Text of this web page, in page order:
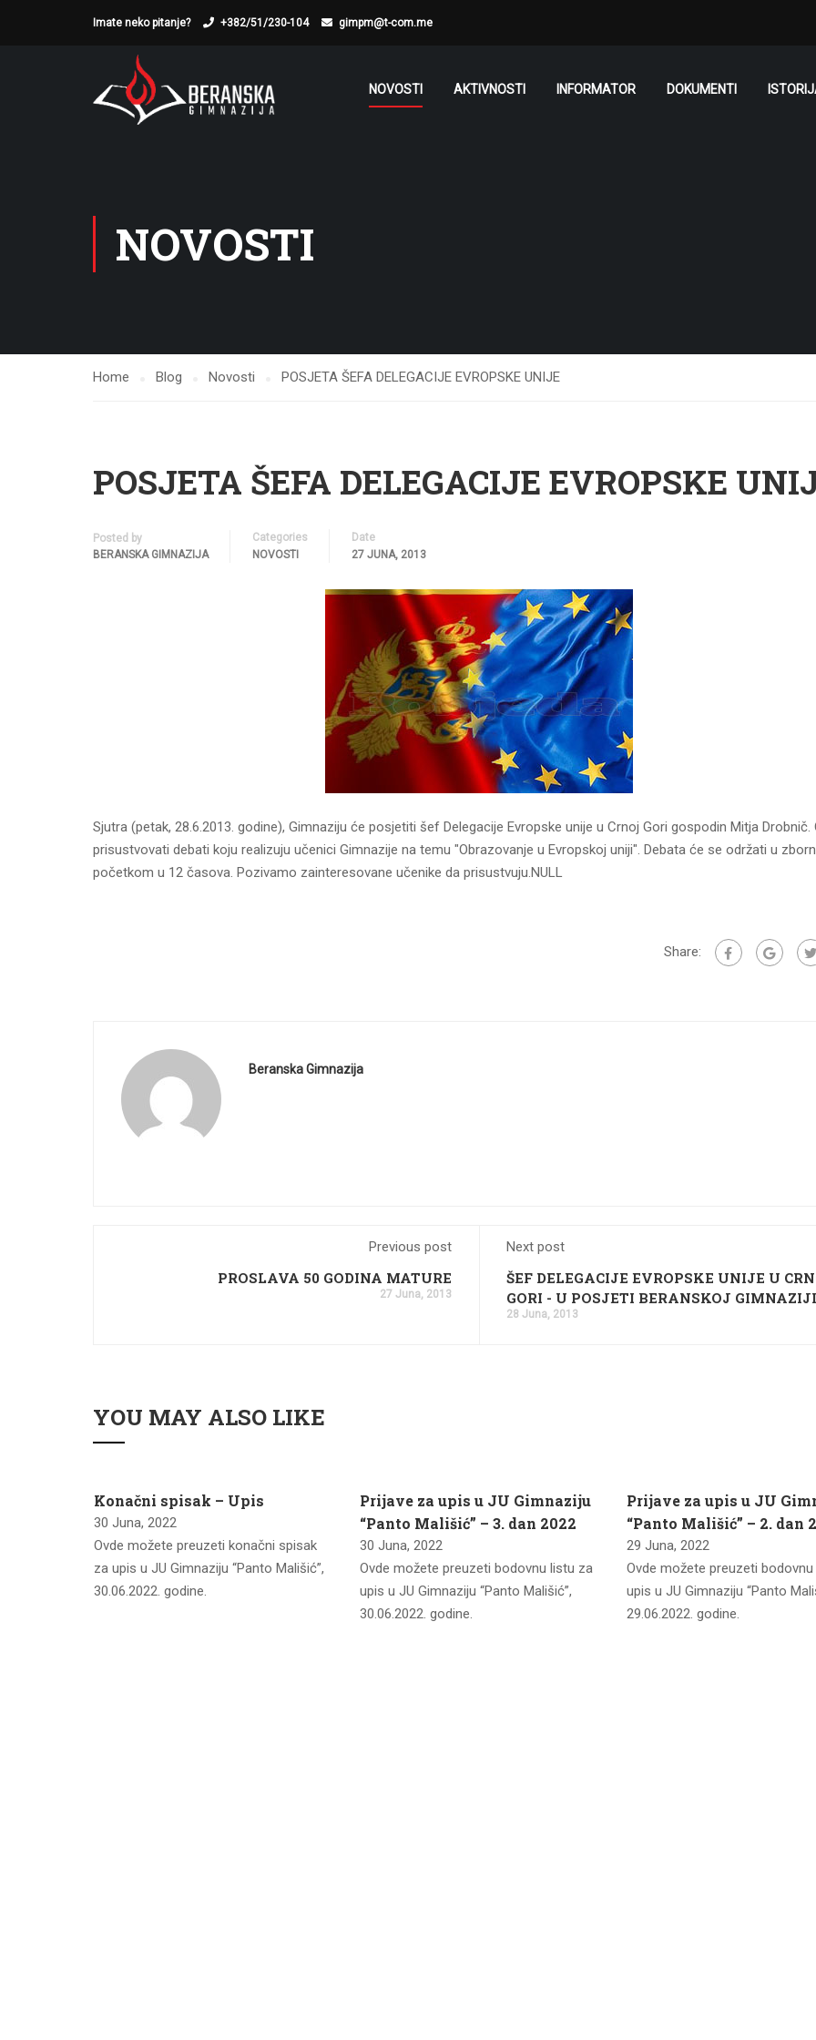
Imate neko pitanje? +382/51/230-104 gimpm@t-com.me
NOVOSTI AKTIVNOSTI INFORMATOR DOKUMENTI
NOVOSTI
Home Blog Novosti POSJETA ŠEFA DELEGACIJE EVROPSKE UNIJE
POSJETA ŠEFA DELEGACIJE EVROPSKE
Posted by
BERANSKA GIMNAZIJA
Categories
NOVOSTI
Date
27 JUNA, 2013
Sjutra (petak, 28.6.2013. godine), Gimnaziju će posjetiti šef Delegacije Evropske unije u Crnoj Gori gospodin Mitja Drobnič.
prisustvovati debati koju realizuju učenici Gimnazije na temu "Obrazovanje u Evropskoj uniji". Debata će se održati u
početkom u 12 časova. Pozivamo zainteresovane učenike da prisustvuju.NULL
Share:
Beranska Gimnazija
Previous post
PROSLAVA 50 GODINA MATURE
27 Juna, 2013
Next post
ŠEF DELEGACIJE EVROPSKE UNIJE U
GORI - U POSJETI BERANSKOJ GIMNAZIJI
28 Juna, 2013
YOU MAY ALSO LIKE
Konačni spisak – Upis
30 Juna, 2022
Ovde možete preuzeti konačni spisak
za upis u JU Gimnaziju “Panto Mališić”,
30.06.2022. godine.
Prijave za upis u JU Gimnaziju
“Panto Mališić” – 3. dan 2022
30 Juna, 2022
Ovde možete preuzeti bodovnu listu za
upis u JU Gimnaziju “Panto Mališić”,
30.06.2022. godine.
Prijave za upis u JU
“Panto Mališić” – 2. dan
29 Juna, 2022
Ovde možete preuzeti
upis u JU Gimnaziju “Panto
29.06.2022. godine.